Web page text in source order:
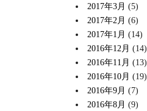
2017年3月 (5)
2017年2月 (6)
2017年1月 (14)
2016年12月 (14)
2016年11月 (13)
2016年10月 (19)
2016年9月 (7)
2016年8月 (9)